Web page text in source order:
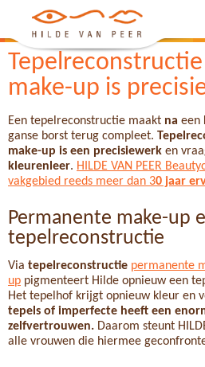
make-up is
Een tepelreconstructie maakt na een
ganse borst terug compleet.
make-up is een precisiewerk en
kleurenleer. HILDE VAN PEER
vakgebied reeds meer dan 30 jaar
Permanente make-up
tepelreconstructie
Via tepelreconstructie permanente
up pigmenteert Hilde opnieuw een
Het tepelhof krijgt opnieuw kleur en
tepels of imperfecte heeft een
zelfvertrouwen. Daarom steunt
alle vrouwen die hiermee